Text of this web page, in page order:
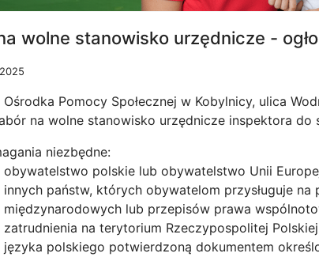
wolne stanowisko urzędnicze -
Pomocy Społecznej w Kobylnicy, ulica
na wolne stanowisko urzędnicze inspektora do
niezbędne:
obywatelstwo polskie lub obywatelstwo Unii
innych państw, których obywatelom przysługuje na
międzynarodowych lub przepisów prawa
zatrudnienia na terytorium Rzeczypospolitej
języka polskiego potwierdzoną dokumentem